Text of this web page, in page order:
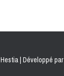
Hestia | Développé par